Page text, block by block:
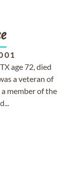
age 72, died
a veteran of
member of the